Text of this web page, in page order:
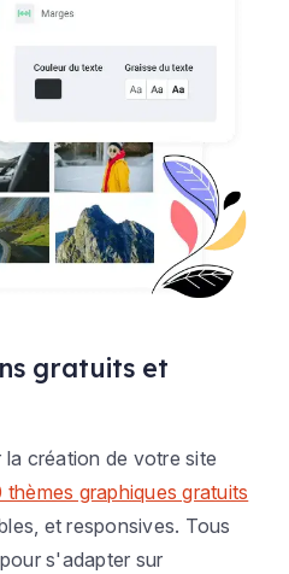
gratuits et
création de votre site
thèmes graphiques gratuits
et responsives. Tous
s'adapter sur